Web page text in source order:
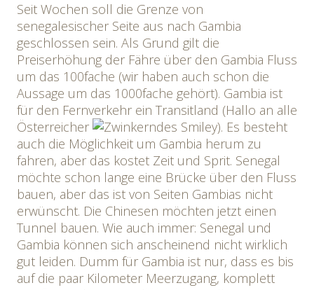
Seit Wochen soll die Grenze von
senegalesischer Seite aus nach Gambia
geschlossen sein. Als Grund gilt die
Preiserhöhung der Fähre über den Gambia Fluss
um das 100fache (wir haben auch schon die
Aussage um das 1000fache gehört). Gambia ist
für den Fernverkehr ein Transitland (Hallo an alle
Österreicher
). Es besteht
auch die Möglichkeit um Gambia herum zu
fahren, aber das kostet Zeit und Sprit. Senegal
möchte schon lange eine Brücke über den Fluss
bauen, aber das ist von Seiten Gambias nicht
erwünscht. Die Chinesen möchten jetzt einen
Tunnel bauen. Wie auch immer: Senegal und
Gambia können sich anscheinend nicht wirklich
gut leiden. Dumm für Gambia ist nur, dass es bis
auf die paar Kilometer Meerzugang, komplett